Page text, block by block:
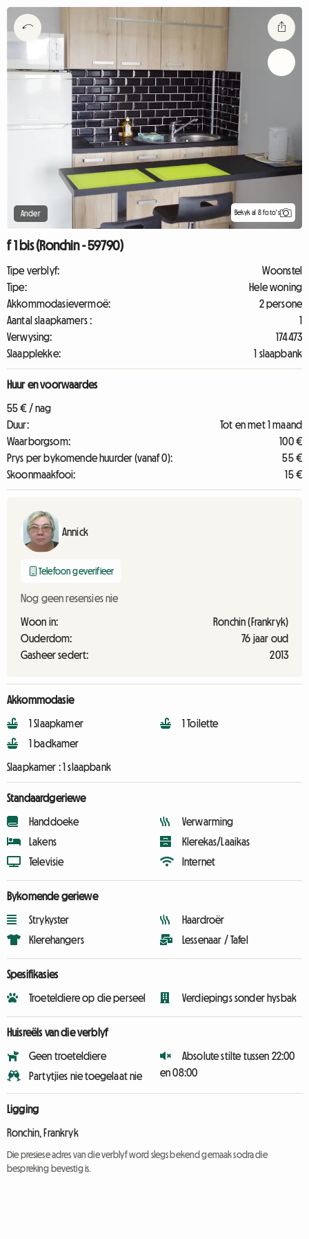
Ander Bekyk al 8 foto's
f 1 bis (Ronchin - 59790)
Tipe verblyf:
Woonstel
Tipe:
Hele woning
Akkommodasievermoë:
2 persone
Aantal slaapkamers :
1
Verwysing:
174473
Slaapplekke:
1 slaapbank
Huur en voorwaardes
55 € / nag
Duur:
Tot en met 1 maand
Waarborgsom:
100 €
Prys per bykomende huurder (vanaf 0):
55 €
Skoonmaakfooi:
15 €
Annick
Telefoon geverifieer
Nog geen resensies nie
Woon in:
Ronchin (Frankryk)
Ouderdom:
76 jaar oud
Gasheer sedert:
2013
Akkommodasie
1 Slaapkamer
1 badkamer
1 Toilette
Slaapkamer :1 slaapbank
Standaardgeriewe
Handdoeke
Lakens
Televisie
Verwarming
Klerekas/Laaikas
Internet
Bykomende geriewe
Strykyster
Klerehangers
Haardroër
Lessenaar / Tafel
Spesifikasies
Troeteldiere op die perseel Verdiepings sonder hysbak
Huisreëls van die verblyf
Geen troeteldiere
Partytjies nie toegelaat nie
Absolute stilte tussen 22:00
en 08:00
Ligging
Ronchin, Frankryk
Die presiese adres van die verblyf word slegs bekend gemaak sodra die
bespreking bevestig is.